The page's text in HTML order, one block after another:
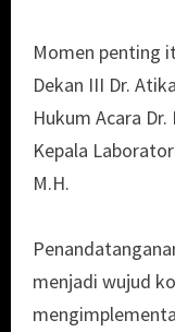
Momen penting
Dekan III Dr.
Hukum Acara
Kepala
M.H.
menjadi wujud